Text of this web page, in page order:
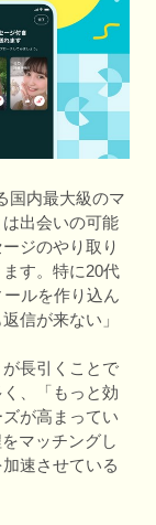
国内最大級のマ
出会いの可能
ジのやり取り
す。特に20代
ルを作り込ん
信が来ない」
長引くことで
、「もっと効
が高まってい
マッチングし
速させている